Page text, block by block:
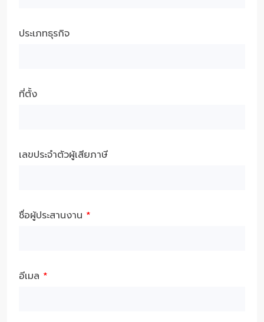
ประเภทธุรกิจ
ที่ตั้ง
เลขประจำตัวผู้เสียภาษี
ชื่อผู้ประสานงาน *
อีเมล *